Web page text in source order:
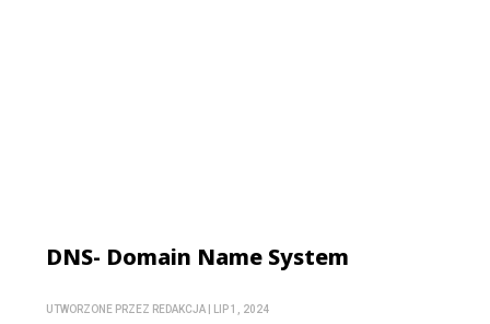
DNS- Domain Name System
UTWORZONE PRZEZ REDAKCJA LIP 1, 2024